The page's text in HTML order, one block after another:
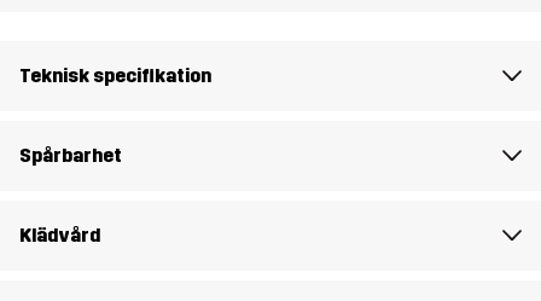
Material 1 100% Polyamid (Återvunnen)
Teknisk specifikation
Spårbarhet
Klädvård